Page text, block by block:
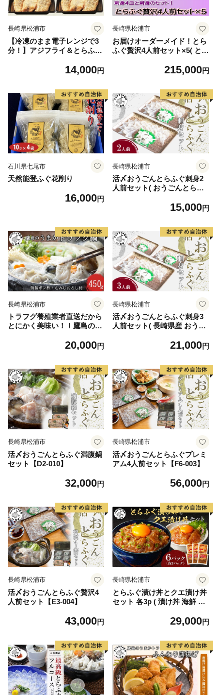
長崎県松浦市
【冷凍のまま電子レンジで3
分！】アジフライ＆とらふぐ
チン 時短 本格 こだわり 逸品
14,000円
長崎県松浦市
お届けオーダーメイド！とら
ふぐ贅沢4人前セット×5( とら
ーダーメイド おうごんとらふ
215,000円
石川県七尾市
天然能登ふぐ花削り
16,000円
長崎県松浦市
活〆おうごんとらふぐ刺身2
人前セット( おうごんとらふ
15,000円
長崎県松浦市
トラフグ養殖業者直送だから
とにかく美味い！！鷹島のう
20,000円
長崎県松浦市
活〆おうごんとらふぐ刺身3
人前セット( 長崎県産 おうご
ぐ刺身 高品質 )【C1-044】
21,000円
長崎県松浦市
活〆おうごんとらふぐ満腹鍋
セット【D2-010】
32,000円
長崎県松浦市
活〆おうごんとらふぐプレミ
アム4人前セット【F6-003】
56,000円
長崎県松浦市
活〆おうごんとらふぐ贅沢4
人前セット【E3-004】
43,000円
長崎県松浦市
とらふぐ漬け丼とクエ漬け丼
セット 各3p ( 漬け丼 海鮮 魚
海産物 海の幸 )【C9-010】
29,000円